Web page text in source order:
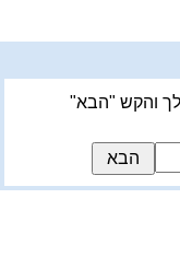
והקש "הבא"